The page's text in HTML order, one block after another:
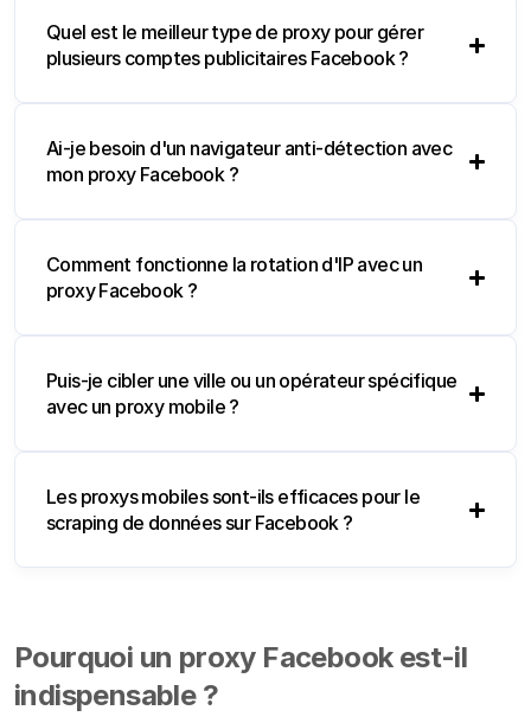
Quel est le meilleur type de proxy pour gérer
plusieurs comptes publicitaires Facebook ?
Ai-je besoin d'un navigateur anti-détection avec
mon proxy Facebook ?
Comment fonctionne la rotation d'IP avec un
proxy Facebook ?
Puis-je cibler une ville ou un opérateur spécifique
avec un proxy mobile ?
Les proxys mobiles sont-ils efficaces pour le
scraping de données sur Facebook ?
Pourquoi un proxy Facebook est-il
indispensable ?